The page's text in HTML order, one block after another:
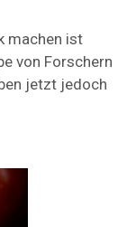
machen ist
von Forschern
jetzt jedoch